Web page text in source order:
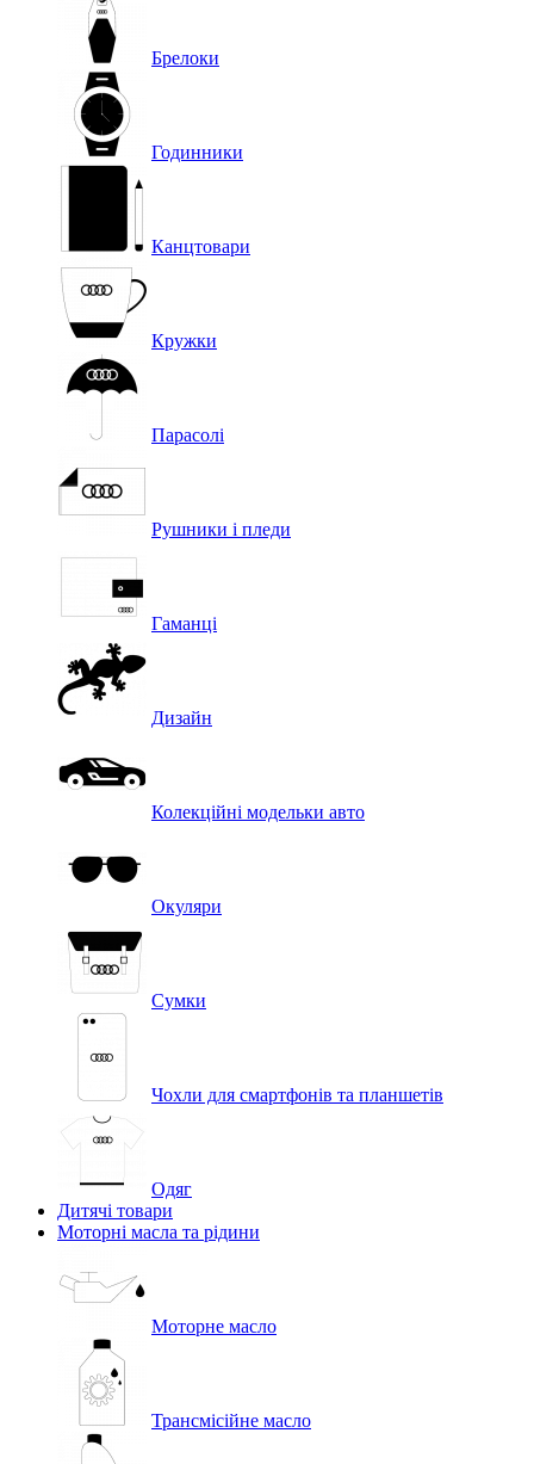
Брелоки
Годинники
Канцтовари
Кружки
Парасолі
Рушники і пледи
Гаманці
Дизайн
Колекційні модельки авто
Окуляри
Сумки
Чохли для смартфонів та планшетів
Одяг
Дитячі товари
Моторні масла та рідини
Моторне масло
Трансмісійне масло